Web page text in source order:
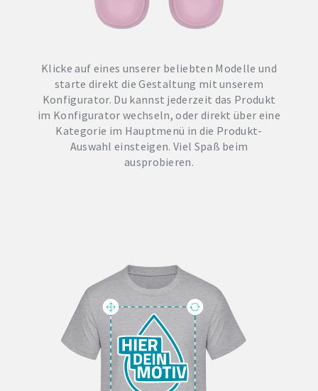
Klicke auf eines unserer beliebten Modelle und
starte direkt die Gestaltung mit unserem
Konfigurator. Du kannst jederzeit das Produkt
im Konfigurator wechseln, oder direkt über eine
Kategorie im Hauptmenü in die Produkt-
Auswahl einsteigen. Viel Spaß beim
ausprobieren.